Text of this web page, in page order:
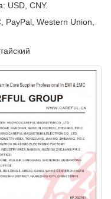
USD, CNY.
PayPal, Western Union,